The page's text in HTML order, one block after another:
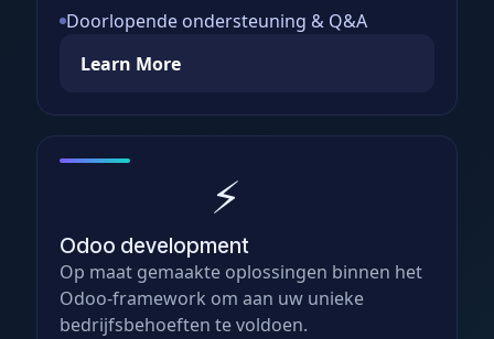
Doorlopende ondersteuning & Q&A
Learn More
⚡
Odoo development
Op maat gemaakte oplossingen binnen het
Odoo-framework om aan uw unieke
bedrijfsbehoeften te voldoen.